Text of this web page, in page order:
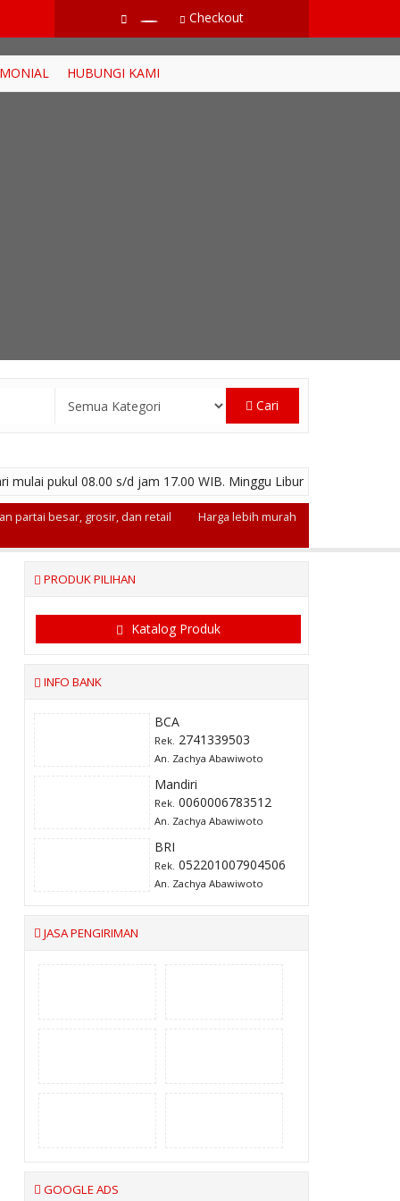
Checkout
HUBUNGI KAMI
Cari
mulai pukul 08.00 s/d jam 17.00 WIB. Minggu Libur
partai besar, grosir, dan retail
Harga lebih murah
PRODUK PILIHAN
Katalog Produk
INFO BANK
BCA
Rek. 2741339503
An. Zachya Abawiwoto
Mandiri
Rek. 0060006783512
An. Zachya Abawiwoto
BRI
Rek. 052201007904506
An. Zachya Abawiwoto
JASA PENGIRIMAN
GOOGLE ADS